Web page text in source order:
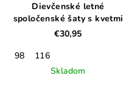
Dievčenské letné
spoločenské šaty s kvetmi
€30,95
98
116
Skladom